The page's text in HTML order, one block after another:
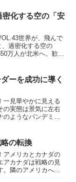
...化する空の「安
世界が、飛んで
過密化する空の
万人が北米へ。歓喜
いる。だが空を見上
ーを成功に導く
一見華やかに見える
の実態は景気に左右
のようなパンデミッ
るリーダーのスキ
リーダ...
の転換
アメリカとカナダの
アカナダは戦略の見
。隣のアメリカへの